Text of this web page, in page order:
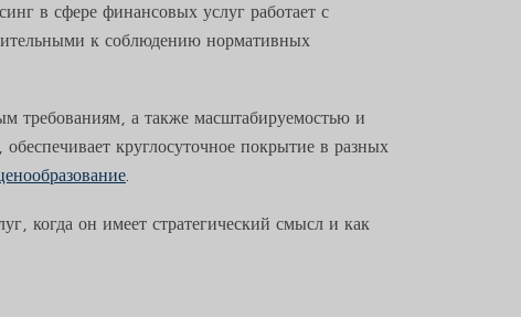
в сфере финансовых услуг работает с
к соблюдению нормативных
требованиям, а также масштабируемостью и
круглосуточное покрытие в разных
когда он имеет стратегический смысл и как